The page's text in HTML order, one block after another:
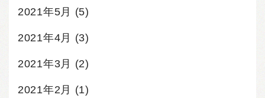
2021年5月 (5)
2021年4月 (3)
2021年3月 (2)
2021年2月 (1)